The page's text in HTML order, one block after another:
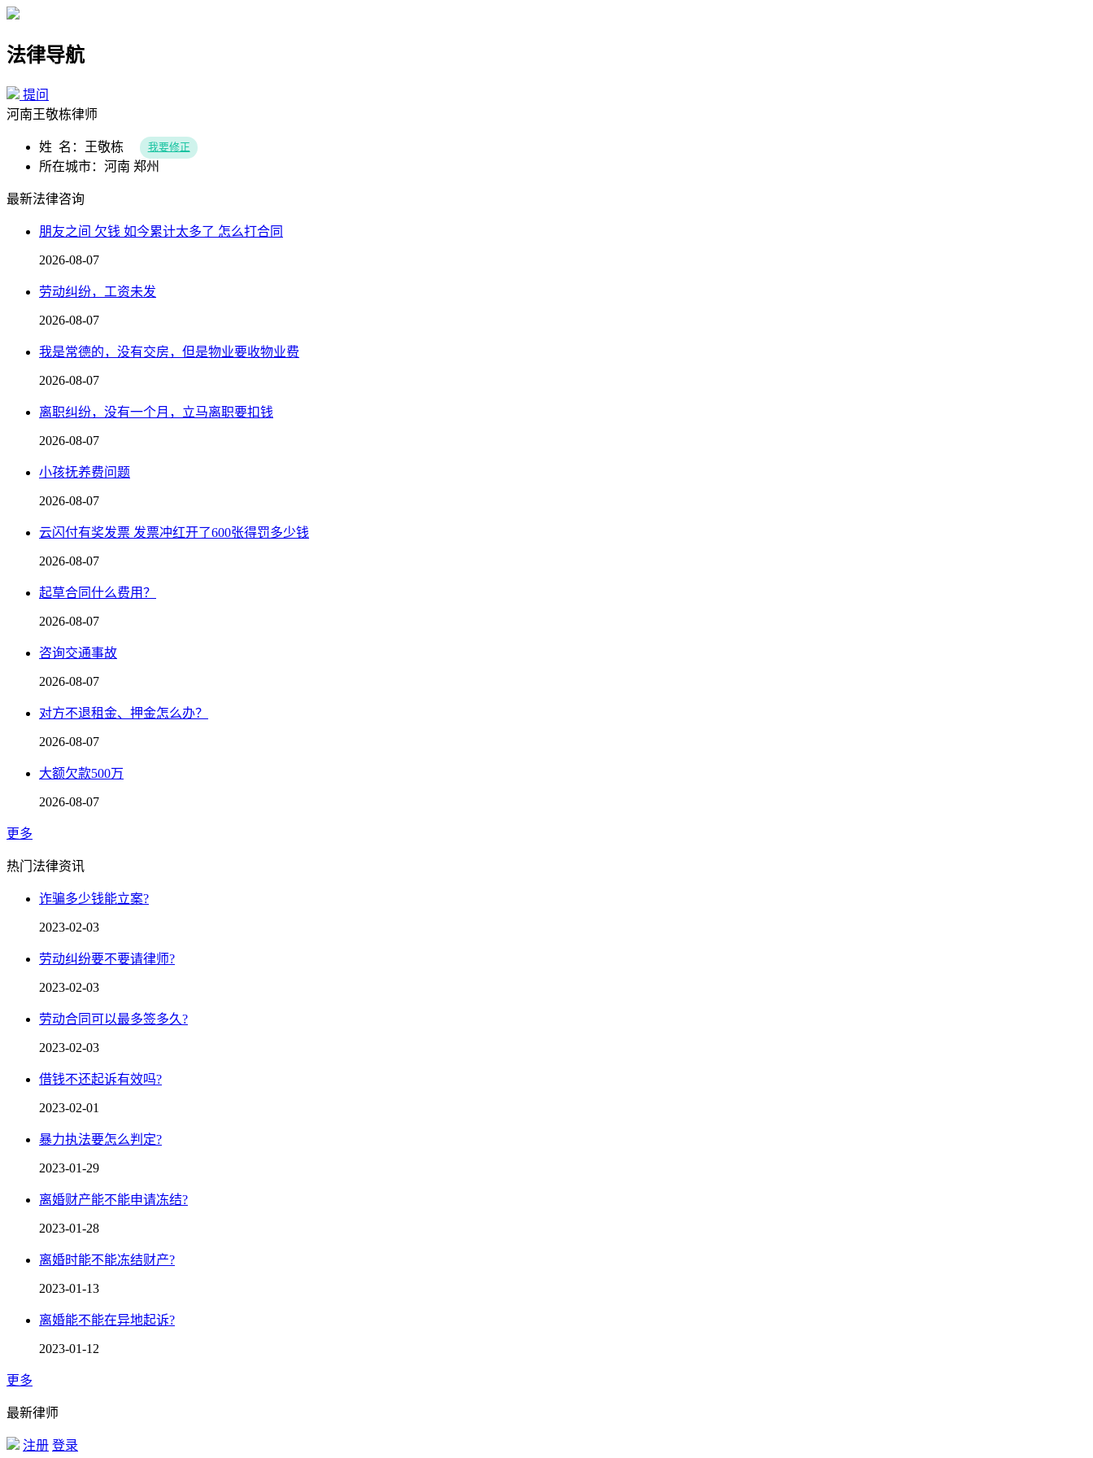
法律导航
提问
河南王敬栋律师
姓 名：王敬栋 我要修正
所在城市：河南 郑州
最新法律咨询
朋友之间 欠钱 如今累计太多了 怎么打合同
2026-08-07
劳动纠纷，工资未发
2026-08-07
我是常德的，没有交房，但是物业要收物业费
2026-08-07
离职纠纷，没有一个月，立马离职要扣钱
2026-08-07
小孩抚养费问题
2026-08-07
云闪付有奖发票 发票冲红开了600张得罚多少钱
2026-08-07
起草合同什么费用？
2026-08-07
咨询交通事故
2026-08-07
对方不退租金、押金怎么办？
2026-08-07
大额欠款500万
2026-08-07
更多
热门法律资讯
诈骗多少钱能立案?
2023-02-03
劳动纠纷要不要请律师?
2023-02-03
劳动合同可以最多签多久?
2023-02-03
借钱不还起诉有效吗?
2023-02-01
暴力执法要怎么判定?
2023-01-29
离婚财产能不能申请冻结?
2023-01-28
离婚时能不能冻结财产?
2023-01-13
离婚能不能在异地起诉?
2023-01-12
更多
最新律师
注册 登录